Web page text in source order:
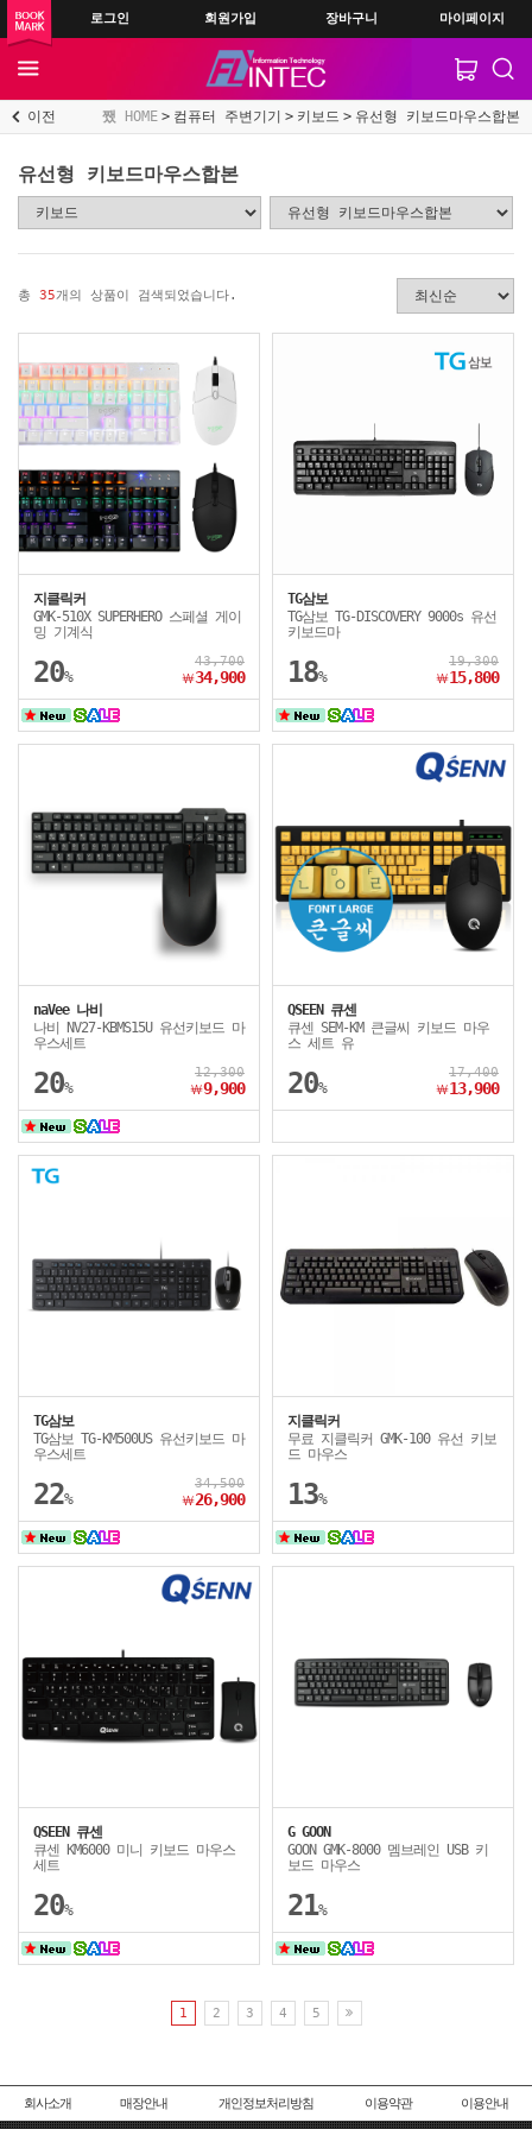
로그인 회원가입 장바구니 마이페이지
이전 HOME 컴퓨터 주변기기 키보드 유선형 키보드마우스합본
유선형 키보드마우스합본
총 35개의 상품이 검색되었습니다.
지클릭커
GMK-510X SUPERHERO 스페셜 게이
밍 기계식
20%
43,700
￦34,900
TG삼보
TG삼보 TG-DISCOVERY 9000s 유선
키보드마
18%
19,300
￦15,800
naVee 나비
나비 NV27-KBMS15U 유선키보드 마
우스세트
20%
12,300
￦9,900
QSEEN 큐센
큐센 SEM-KM 큰글씨 키보드 마우
스 세트 유
20%
17,400
￦13,900
TG삼보
TG삼보 TG-KM500US 유선키보드 마
우스세트
22%
34,500
￦26,900
지클릭커
무료 지클릭커 GMK-100 유선 키보
드 마우스
13%
QSEEN 큐센
큐센 KM6000 미니 키보드 마우스
세트
20%
G GOON
GOON GMK-8000 멤브레인 USB 키
보드 마우스
21%
1 2 3 4 5
회사소개 매장안내 개인정보처리방침 이용약관 이용안내